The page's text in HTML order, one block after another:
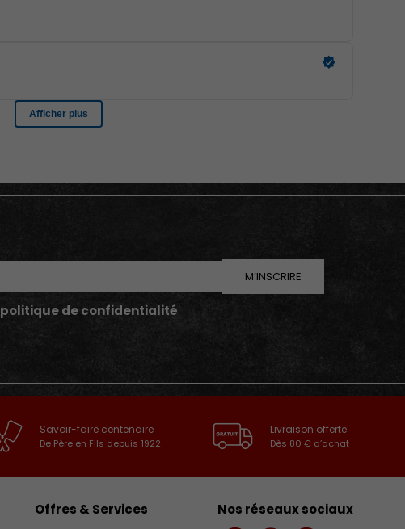
M’INSCRIRE
politique de confidentialité
Savoir-faire centenaire
De Père en Fils depuis 1922
Livraison offerte
Dès 80 € d’achat
Offres & Services
Nos réseaux sociaux